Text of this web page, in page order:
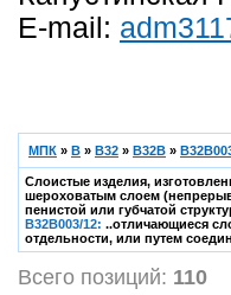
E-mail:
МПК » B » B32 » B32B »
Слоистые изделия,
шероховатым слоем
пенистой или губчатой
B32B003/12: ..отличающиеся
отдельности, или путем
Всего позиций: 110